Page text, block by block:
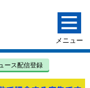
ース配信登録